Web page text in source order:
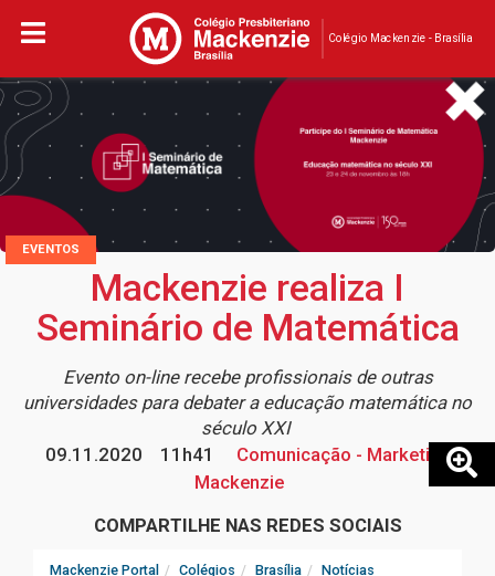
Colégio Mackenzie - Brasília
EVENTOS
Mackenzie realiza I
Seminário de Matemática
Evento on-line recebe profissionais de outras
universidades para debater a educação matemática no
século XXI
09.11.2020
11h41
Comunicação - Marketing
Mackenzie
COMPARTILHE NAS REDES SOCIAIS
Mackenzie Portal Colégios Brasília
Notícias